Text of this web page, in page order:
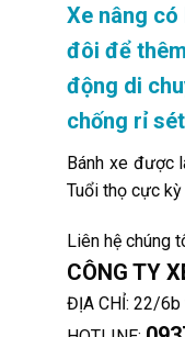
Xe nâng
đôi để
động di
chống rỉ
Bánh xe được
Tuổi thọ cực
Liên hệ chúng
CÔNG TY
ĐỊA CHỈ: 22/6b